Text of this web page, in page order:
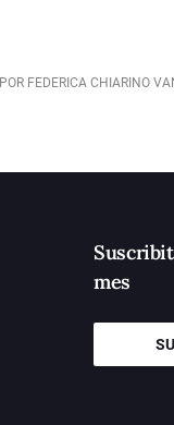
POR FEDERICA CHIARINO
mes